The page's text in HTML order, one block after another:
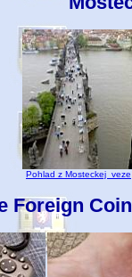
Pohlad z Mosteckej veze
Foreign